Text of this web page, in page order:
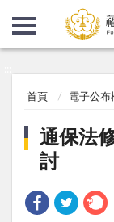
首頁 電子公布
通保法
討